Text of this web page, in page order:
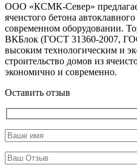
ООО «КСМК-Север»
ячеистого бетона
современном оборудовании.
ВКБлок (ГОСТ 31360-2007,
высоким технологическим и
строительство домов из
экономично и современно.
Оставить отзыв